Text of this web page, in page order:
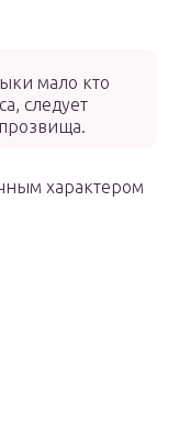
мало кто
следует
характером